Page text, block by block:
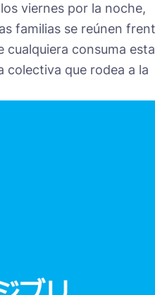
viernes por la noche,
familias se reúnen
cualquiera consuma
colectiva que rodea a la